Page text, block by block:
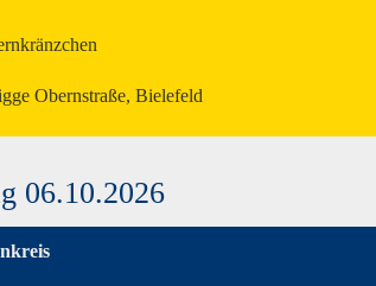
Obernstraße, Bielefeld
06.10.2026